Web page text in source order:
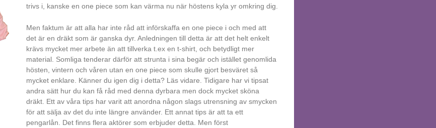
trivs i, kanske en one piece som kan värma nu när höstens kyla yr omkring dig.
Men faktum är att alla har inte råd att införskaffa en one piece i och med att
det är en dräkt som är ganska dyr. Anledningen till detta är att det helt enkelt
krävs mycket mer arbete än att tillverka t.ex en t-shirt, och betydligt mer
material. Somliga tenderar därför att strunta i sina begär och istället genomlida
hösten, vintern och våren utan en one piece som skulle gjort besväret så
mycket enklare. Känner du igen dig i detta? Läs vidare. Tidigare har vi tipsat
andra sätt hur du kan få råd med denna dyrbara men dock mycket sköna
dräkt. Ett av våra tips har varit att anordna någon slags utrensning av smycken
för att sälja av det du inte längre använder. Ett annat tips är att ta ett
pengarlån. Det finns flera aktörer som erbjuder detta. Men först